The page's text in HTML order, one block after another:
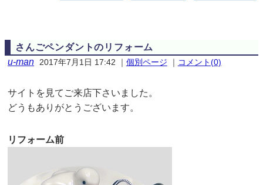
さんごペンダントのリフォーム
u-man 2017年7月1日 17:42 ｜ 個別ページ ｜ コメント(0)
サイトを見てご来店下さいました。
どうもありがとうございます。
リフォーム前